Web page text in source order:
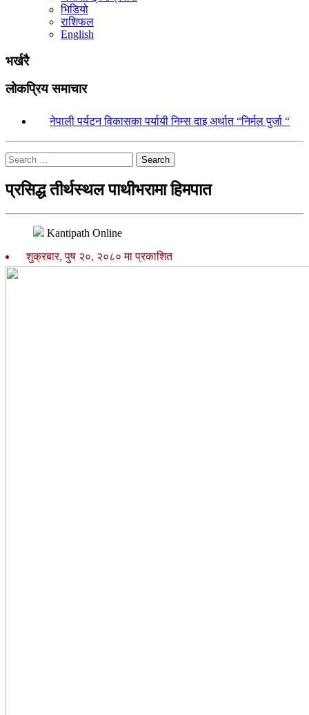
भिडियो
राशिफल
English
भर्खरै
लोकप्रिय समाचार
नेपाली पर्यटन विकासका पर्यायी निम्स दाइ अर्थात “निर्मल पुर्जा “
Search
प्रसिद्ध तीर्थस्थल पाथीभरामा हिमपात
Kantipath Online
शुक्रबार, पुष २०, २०८० मा प्रकाशित